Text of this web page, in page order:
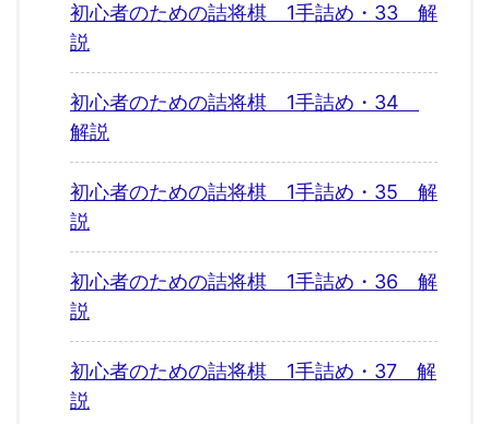
初心者のための詰将棋 1手詰め・33 解
説
初心者のための詰将棋 1手詰め・34
解説
初心者のための詰将棋 1手詰め・35 解
説
初心者のための詰将棋 1手詰め・36 解
説
初心者のための詰将棋 1手詰め・37 解
説